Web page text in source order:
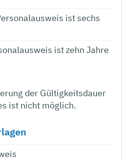
ist sechs
ist zehn Jahre
der Gültigkeitsdauer
ist nicht möglich.